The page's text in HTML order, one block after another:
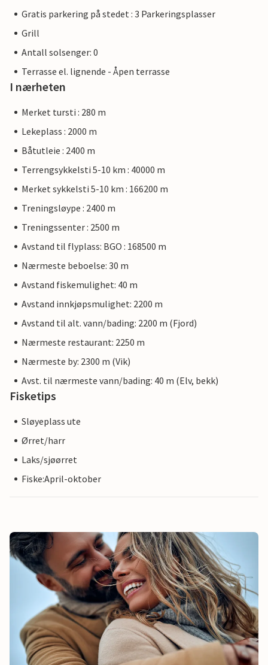
Gratis parkering på stedet : 3 Parkeringsplasser
Grill
Antall solsenger: 0
Terrasse el. lignende - Åpen terrasse
I nærheten
Merket tursti : 280 m
Lekeplass : 2000 m
Båtutleie : 2400 m
Terrengsykkelsti 5-10 km : 40000 m
Merket sykkelsti 5-10 km : 166200 m
Treningsløype : 2400 m
Treningssenter : 2500 m
Avstand til flyplass: BGO : 168500 m
Nærmeste beboelse: 30 m
Avstand fiskemulighet: 40 m
Avstand innkjøpsmulighet: 2200 m
Avstand til alt. vann/bading: 2200 m (Fjord)
Nærmeste restaurant: 2250 m
Nærmeste by: 2300 m (Vik)
Avst. til nærmeste vann/bading: 40 m (Elv, bekk)
Fisketips
Sløyeplass ute
Ørret/harr
Laks/sjøørret
Fiske:April-oktober